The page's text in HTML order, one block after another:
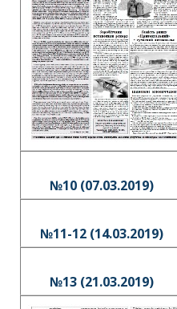
№10 (07.03.2019)
№11-12 (14.03.2019)
№13 (21.03.2019)